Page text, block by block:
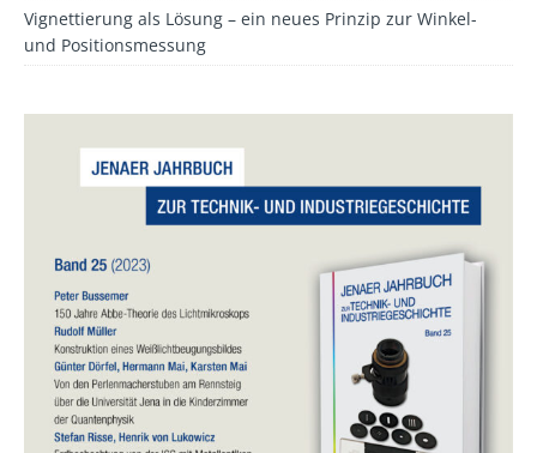
Vignettierung als Lösung – ein neues Prinzip zur Winkel-
und Positionsmessung